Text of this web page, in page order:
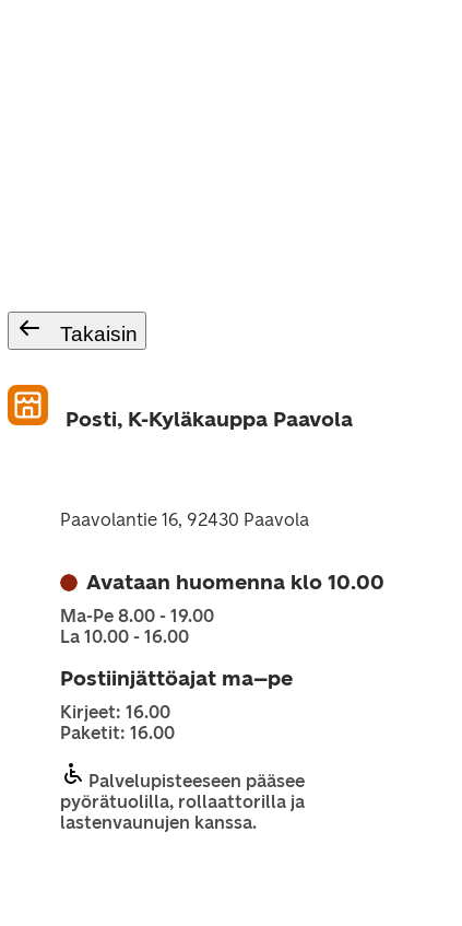
Takaisin
Posti, K-Kyläkauppa Paavola
Paavolantie 16, 92430 Paavola
Avataan huomenna klo 10.00
Ma-Pe 8.00 - 19.00
La 10.00 - 16.00
Postiinjättöajat ma–pe
Kirjeet: 16.00
Paketit: 16.00
Palvelupisteeseen pääsee
pyörätuolilla, rollaattorilla ja
lastenvaunujen kanssa.